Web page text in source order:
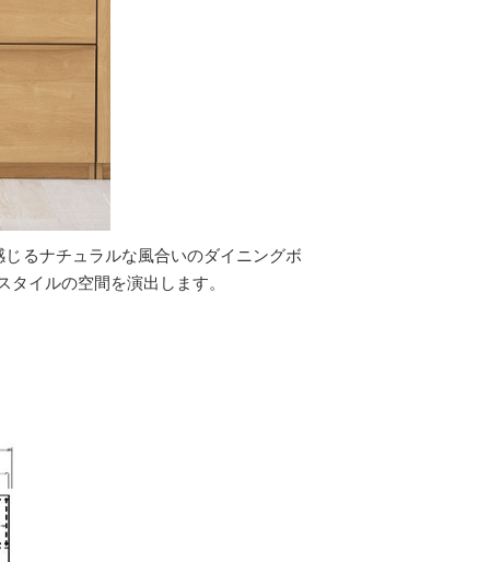
るナチュラルな風合いのダイニングボ
イルの空間を演出します。